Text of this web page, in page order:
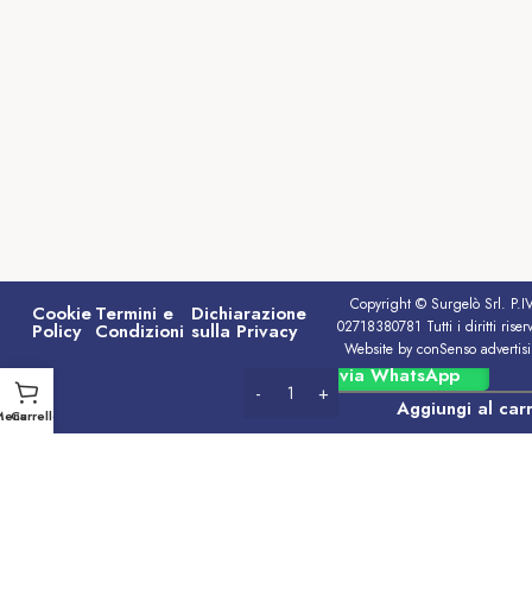
Cookie
Policy
Termini e
Condizioni
Dichiarazione
sulla Privacy
Copyright © Surgelò Srl.
02718380781 Tutti i diritti
Website by conSenso
Aggiungi al
Ordina via WhatsApp
Carrello